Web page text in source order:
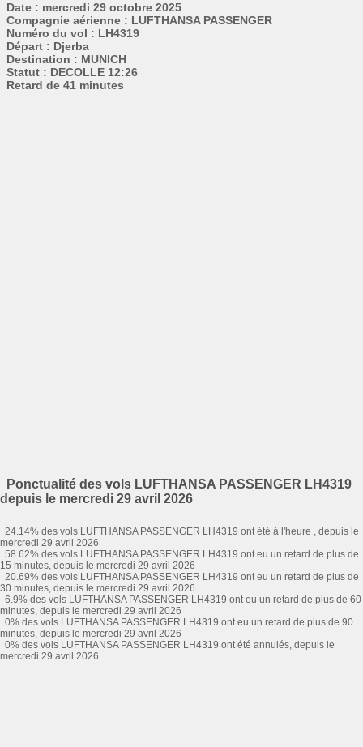
Date : mercredi 29 octobre 2025
Compagnie aérienne : LUFTHANSA PASSENGER
Numéro du vol : LH4319
Départ : Djerba
Destination : MUNICH
Statut : DECOLLE 12:26
Retard de 41 minutes
Ponctualité des vols LUFTHANSA PASSENGER LH4319
depuis le mercredi 29 avril 2026
24.14% des vols LUFTHANSA PASSENGER LH4319 ont été à l'heure , depuis le
mercredi 29 avril 2026
58.62% des vols LUFTHANSA PASSENGER LH4319 ont eu un retard de plus de
15 minutes, depuis le mercredi 29 avril 2026
20.69% des vols LUFTHANSA PASSENGER LH4319 ont eu un retard de plus de
30 minutes, depuis le mercredi 29 avril 2026
6.9% des vols LUFTHANSA PASSENGER LH4319 ont eu un retard de plus de 60
minutes, depuis le mercredi 29 avril 2026
0% des vols LUFTHANSA PASSENGER LH4319 ont eu un retard de plus de 90
minutes, depuis le mercredi 29 avril 2026
0% des vols LUFTHANSA PASSENGER LH4319 ont été annulés, depuis le
mercredi 29 avril 2026